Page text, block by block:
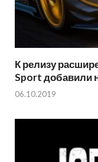
К релизу
Sport добавили
06.10.2019